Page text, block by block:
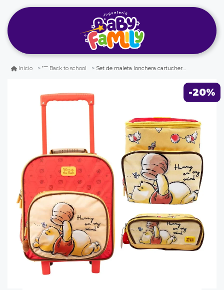
Inicio Back to school Set de maleta lonchera cartuchera nido winnie pooh colección a
-20%